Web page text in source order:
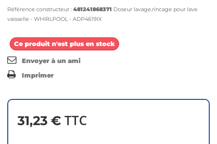
Référence constructeur : 481241868371 Doseur lavage,rincage pour lave
vaisselle - WHIRLPOOL - ADP4619IX
Ce produit n'est plus en stock
Envoyer à un ami
Imprimer
31,23 € TTC